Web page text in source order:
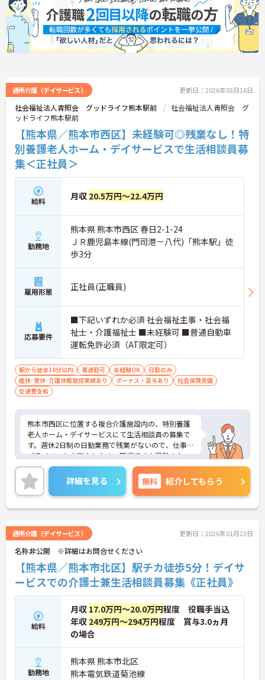
通所介護（デイサービス） 更新日：2026年03月16日
社会福祉法人青照会 グッドライフ熊本駅前
社会福祉法人青照会 グ
ッドライフ熊本駅前
【熊本県／熊本市西区】未経験可◎残業なし！特
別養護老人ホーム・デイサービスで生活相談員募
集＜正社員＞
給料 月収 20.5万円～22.4万円
勤務地
熊本県 熊本市西区 春日2-1-24
ＪＲ鹿児島本線(門司港－八代)「熊本駅」徒
歩3分
雇用形態 正社員(正職員)
応募要件
■下記いずれか必須 社会福祉主事・社会福
祉士・介護福祉士 ■未経験可 ■普通自動車
運転免許必須（AT限定可）
駅から徒歩10分以内 車通勤可 未経験OK
日勤のみ
産休･育休･介護休暇取得実績あり
ボーナス・賞与あり
社会保険完備
交通費支給
熊本市西区に位置する複合介護施設内の、特別養護
老人ホーム・デイサービスにて生活相談員の募集で
す。週休2日制の日勤業務で残業がないので、仕事と
プライベートを両立しやすい職場です♪経験のない
方でも、スキルが身に付きます◎育児休業・介護休
業など制度が整っており、育児や介護をしながらで
も働きやすい環境です！ご興味ある方は面接ポイン
トをお伝えしますので、お気軽にご連絡ください。
詳細を見る 無料 紹介してもらう
通所介護（デイサービス） 更新日：2026年01月23日
名称非公開 ※詳細はお問合せください
【熊本県／熊本市北区】駅チカ徒歩5分！デイサ
ービスでの介護士兼生活相談員募集《正社員》
給料
月収 17.0万円～20.0万円程度 役職手当込
年収 249万円～294万円程度 賞与3.0ヵ月
の場合
勤務地
熊本県 熊本市北区
熊本電気鉄道菊池線